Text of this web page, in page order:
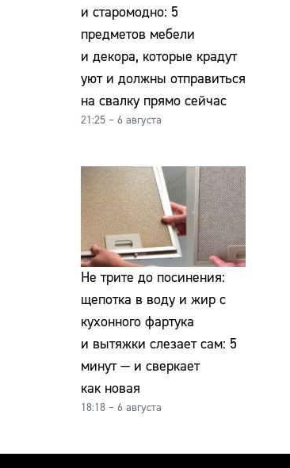
и старомодно: 5
предметов мебели
и декора, которые крадут
уют и должны отправиться
на свалку прямо сейчас
21:25 – 6 августа
Не трите до посинения:
щепотка в воду и жир с
кухонного фартука
и вытяжки слезает сам: 5
минут — и сверкает
как новая
18:18 – 6 августа